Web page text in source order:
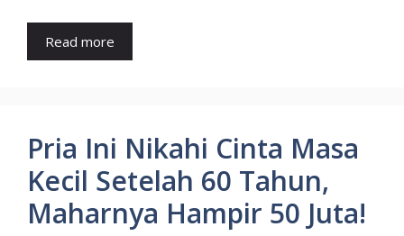
Read more
Pria Ini Nikahi Cinta Masa
Kecil Setelah 60 Tahun,
Maharnya Hampir 50 Juta!